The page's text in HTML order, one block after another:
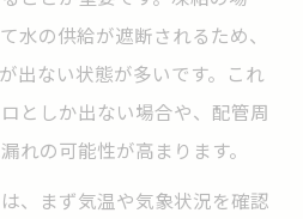
水の供給が遮断されるため、
出ない状態が多いです。これ
としか出ない場合や、配管周
れの可能性が高まります。
、まず気温や気象状況を確認